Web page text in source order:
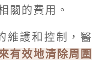
關的費用。
維護和控制，醫
有效地清除周圍